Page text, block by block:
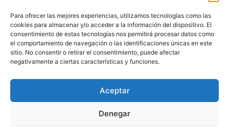
Para ofrecer las mejores experiencias, utilizamos tecnologías como las
cookies para almacenar y/o acceder a la información del dispositivo. El
consentimiento de estas tecnologías nos permitirá procesar datos como
el comportamiento de navegación o las identificaciones únicas en este
sitio. No consentir o retirar el consentimiento, puede afectar
negativamente a ciertas características y funciones.
Aceptar
Denegar
info@fundacionmf.org.ar
Politica de privacidad